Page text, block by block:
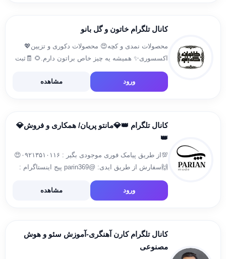
کانال تلگرام خاتون و گل بانو
محصولات نمدی و کچه😍 محصولات دکوری و تزیین💖
اکسسوری✨ همیشه یه چیز خاص براتون دارم.🌻 🧾ثبت
ارسال پیام درکانال📨 از طریق دایرکت اینستاگرام👇
ورود مشاهده
کانال تلگرام 👑💎مانتو پریان/ همکاری و فروش💎
👑
💯از طریق پیامک فوری موجودی بگیر : ۰۹۲۱۳۵۱۰۱۱۶😍
🙌سفارش از طریق ایدی: @parin369 پیج اینستاگرام :
@parian_mode کانال روبیکا :
https://rubika.ir/parianmode سایت تک فروشی :
ورود مشاهده
کانال تلگرام کارن آهنگری-آموزش سئو و هوش
مصنوعی